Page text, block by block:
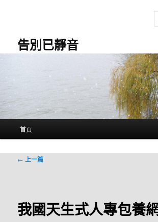
告別已靜音
首頁
文
← 上一篇
我國天生式人專包養